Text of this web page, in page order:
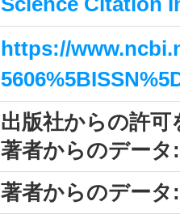
https://
出版社からの許
著者からのデー
著者からのデー